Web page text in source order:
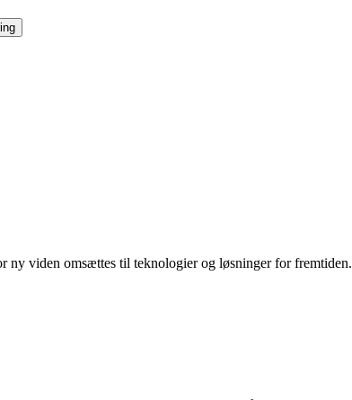
ny viden omsættes til teknologier og løsninger for fremtiden.